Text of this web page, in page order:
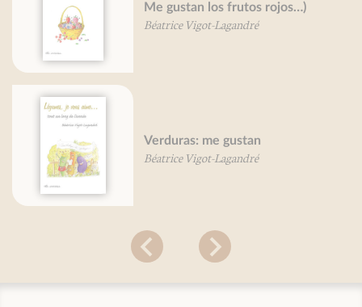
Me gustan los frutos rojos…)
Béatrice Vigot-Lagandré
Verduras: me gustan
Béatrice Vigot-Lagandré